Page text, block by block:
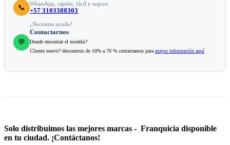
📞 WhatsApp, rápido, fácil y seguro
+57 3103388303
💬
¿Necesitas ayuda?
Contactarnos
Donde encontrar el modelo?
Cliente nuevo? descuentos de 10% a 70 % contactamos para mayor información aquí
Solo distribuimos las mejores marcas - Franquicia disponible
en tu ciudad. ¡Contáctanos!